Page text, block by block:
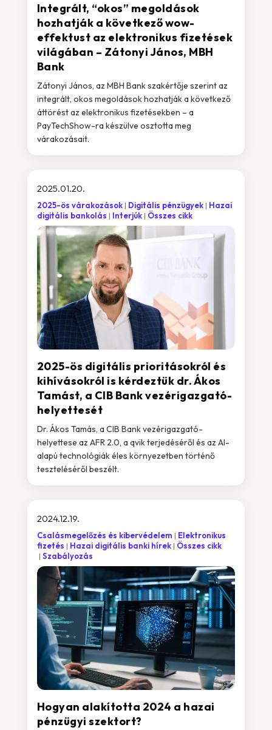
Integrált, “okos” megoldások
hozhatják a következő wow-
effektust az elektronikus fizetések
világában – Zátonyi János, MBH
Bank
Zátonyi János, az MBH Bank szakértője szerint az
integrált, okos megoldások hozhatják a következő
áttörést az elektronikus fizetésekben – a
PayTechShow-ra készülve osztotta meg
várakozásait.
2025-ös digitális prioritásokról és
kihívásokról is kérdeztük dr. Ákos
Tamást, a CIB Bank vezérigazgató-
helyettesét
2025.01.20.
2025-ös várakozások Digitális pénzügyek
Hazai
digitális bankolás
Interjúk Összes cikk
Dr. Ákos Tamás, a CIB Bank vezérigazgató-
helyettese az AFR 2.0, a qvik terjedéséről és az AI-
alapú technológiák éles környezetben történő
teszteléséről beszélt.
Hogyan alakította 2024 a hazai
pénzügyi szektort?
2024.12.19.
Csalásmegelőzés és kibervédelem
Elektronikus
fizetés
Hazai digitális banki hírek
Összes cikk
Szabályozás